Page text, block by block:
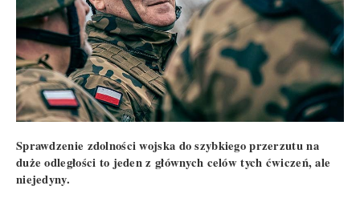
Sprawdzenie zdolności wojska do szybkiego przerzutu na
duże odległości to jeden z głównych celów tych ćwiczeń, ale
niejedyny.